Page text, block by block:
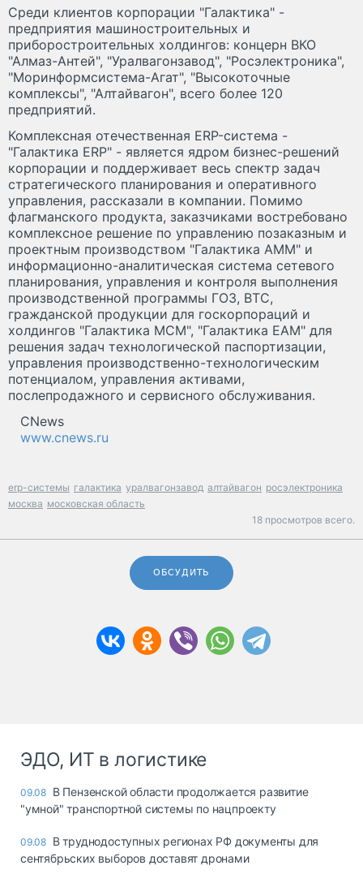
Среди клиентов корпорации "Галактика" -
предприятия машиностроительных и
приборостроительных холдингов: концерн ВКО
"Алмаз-Антей", "Уралвагонзавод", "Росэлектроника",
"Моринформсистема-Агат", "Высокоточные
комплексы", "Алтайвагон", всего более 120
предприятий.
Комплексная отечественная ERP-система -
"Галактика ERP" - является ядром бизнес-решений
корпорации и поддерживает весь спектр задач
стратегического планирования и оперативного
управления, рассказали в компании. Помимо
флагманского продукта, заказчиками востребовано
комплексное решение по управлению позаказным и
проектным производством "Галактика AMM" и
информационно-аналитическая система сетевого
планирования, управления и контроля выполнения
производственной программы ГОЗ, ВТС,
гражданской продукции для госкорпораций и
холдингов "Галактика MCM", "Галактика EAM" для
решения задач технологической паспортизации,
управления производственно-технологическим
потенциалом, управления активами,
послепродажного и сервисного обслуживания.
CNews
www.cnews.ru
erp-системы галактика уралвагонзавод алтайвагон росэлектроника
москва московская область
18 просмотров всего.
ОБСУДИТЬ
ЭДО, ИТ в логистике
09.08 В Пензенской области продолжается развитие
"умной" транспортной системы по нацпроекту
09.08 В труднодоступных регионах РФ документы для
сентябрьских выборов доставят дронами